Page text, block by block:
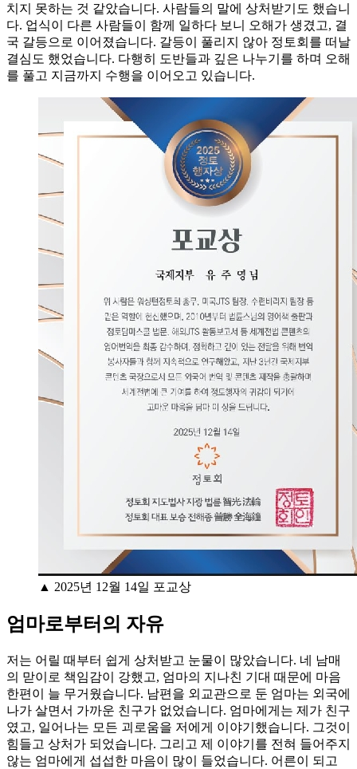
치지 못하는 것 같았습니다. 사람들의 말에 상처받기도 했습니
다. 업식이 다른 사람들이 함께 일하다 보니 오해가 생겼고, 결
국 갈등으로 이어졌습니다. 갈등이 풀리지 않아 정토회를 떠날
결심도 했었습니다. 다행히 도반들과 깊은 나누기를 하며 오해
를 풀고 지금까지 수행을 이어오고 있습니다.
▲ 2025년 12월 14일 포교상
엄마로부터의 자유
저는 어릴 때부터 쉽게 상처받고 눈물이 많았습니다. 네 남매
의 맏이로 책임감이 강했고, 엄마의 지나친 기대 때문에 마음
한편이 늘 무거웠습니다. 남편을 외교관으로 둔 엄마는 외국에
나가 살면서 가까운 친구가 없었습니다. 엄마에게는 제가 친구
였고, 일어나는 모든 괴로움을 저에게 이야기했습니다. 그것이
힘들고 상처가 되었습니다. 그리고 제 이야기를 전혀 들어주지
않는 엄마에게 섭섭한 마음이 많이 들었습니다. 어른이 되고